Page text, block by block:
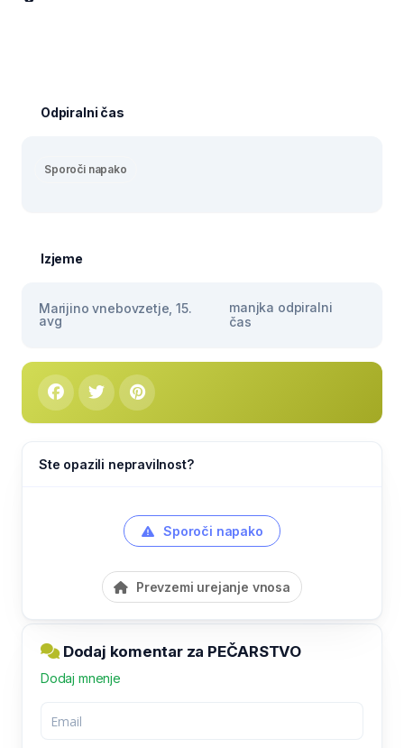
Odpiralni čas
Sporoči napako
Izjeme
Marijino vnebovzetje, 15.
avg
manjka odpiralni
čas
Ste opazili nepravilnost?
Sporoči napako
Prevzemi urejanje vnosa
Dodaj komentar za PEČARSTVO
Dodaj mnenje